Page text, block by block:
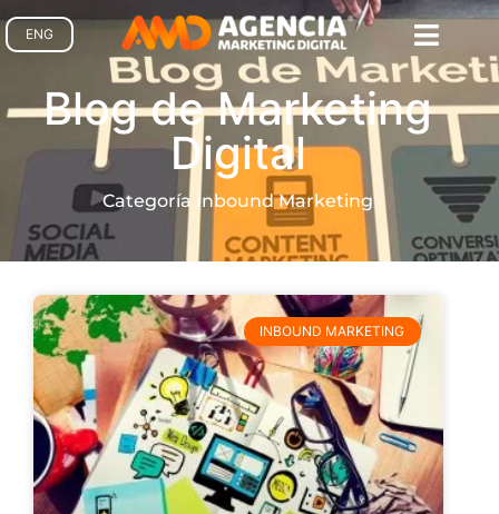
ENG
Blog de Marketing
Digital
Categoría Inbound Marketing
INBOUND MARKETING